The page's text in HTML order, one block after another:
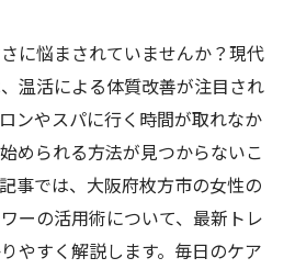
に悩まされていませんか？現代
温活による体質改善が注目され
ンやスパに行く時間が取れなか
められる方法が見つからないこ
事では、大阪府枚方市の女性の
ーの活用術について、最新トレ
やすく解説します。毎日のケア